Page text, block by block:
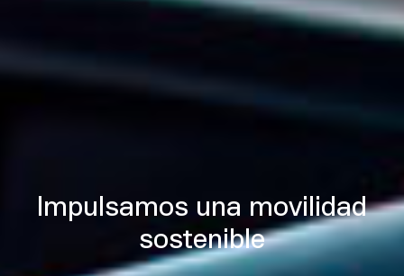
Impulsamos una movilidad
sostenible